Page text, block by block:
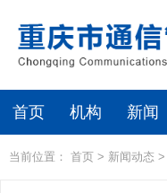
首页 机构 新闻
当前位置： 首页 > 新闻动态 >